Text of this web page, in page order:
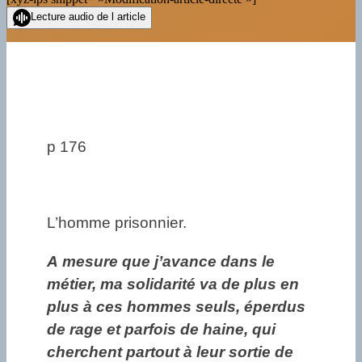
Lecture audio de l article
p 176
L’homme prisonnier.
A mesure que j’avance dans le
métier, ma solidarité va de plus en
plus à ces hommes seuls, éperdus
de rage et parfois de haine, qui
cherchent partout à leur sortie de